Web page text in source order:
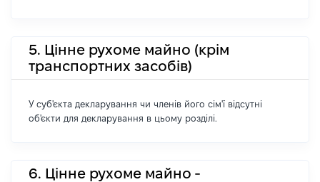
5. Цінне рухоме майно (крім
транспортних засобів)
У суб'єкта декларування чи членів його сім'ї відсутні
об'єкти для декларування в цьому розділі.
6. Цінне рухоме майно -